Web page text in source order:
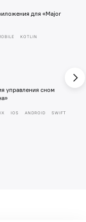
для «Major
KOTLIN
управления сном
IOS ANDROID
SWIFT